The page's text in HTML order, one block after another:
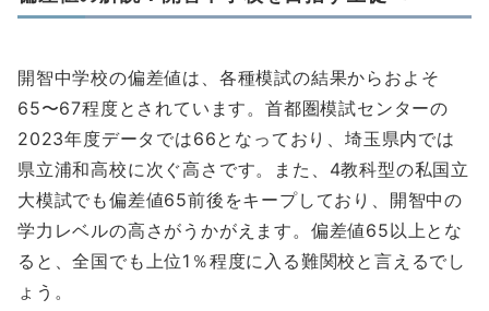
開智中学校の偏差値は、各種模試の結果からおよそ
65〜67程度とされています。首都圏模試センターの
2023年度データでは66となっており、埼玉県内では
県立浦和高校に次ぐ高さです。また、4教科型の私国立
大模試でも偏差値65前後をキープしており、開智中の
学力レベルの高さがうかがえます。偏差値65以上とな
ると、全国でも上位1％程度に入る難関校と言えるでし
ょう。